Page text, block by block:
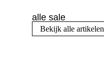
alle sale
Bekijk alle artikelen